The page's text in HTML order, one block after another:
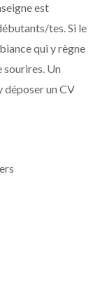
est
tes. Si le
qui y règne
Un
déposer un CV